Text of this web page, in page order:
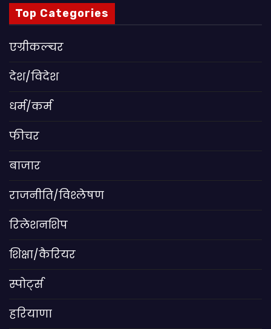
Top Categories
एग्रीकल्चर
देश/विदेश
धर्म/कर्म
फीचर
बाजार
राजनीति/विश्लेषण
रिलेशनशिप
शिक्षा/कैरियर
स्पोर्ट्स
हरियाणा